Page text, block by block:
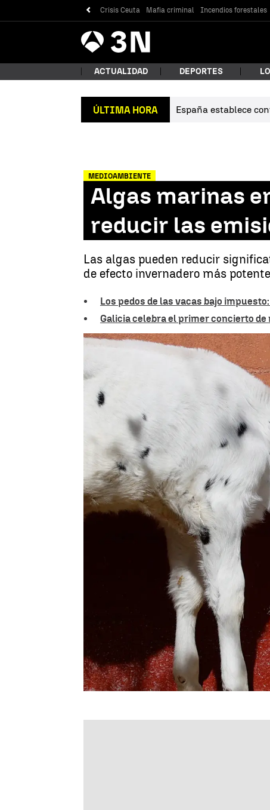
Crisis Ceuta Mafia criminal Incendios forestales
Antena
3 Noticias
ACTUALIDAD DEPORTES
ÚLTIMA HORA España establece
MEDIOAMBIENTE
Algas marinas
reducir las
Las algas pueden reducir
de efecto invernadero más
Los pedos de las vacas bajo
Galicia celebra el primer concierto